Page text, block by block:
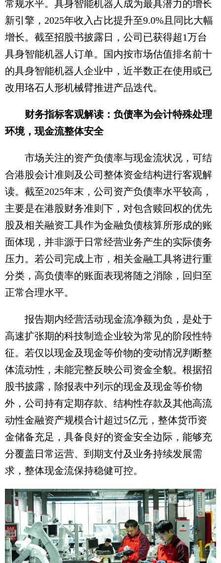
常规水平。具身智能机器人成为最具潜力的增长
新引擎，2025年收入占比提升至9.0%且同比大幅
增长。截至招股书披露日，公司已获得超1万台
具身智能机器人订单。国内按市场估值排名前十
的具身智能机器人企业中，近半数正在使用或已
改用珞石人形机械臂推进产品迭代。
财务指标客观解读：负债率为会计特殊处理
环境，现金流整体安全
市场关注的资产负债率与现金流状况，可结
合港股会计准则及公司整体资金结构进行客观解
读。截至2025年末，公司资产负债率水平较高，
主要是在港股财务准则下，对包含赎回权的优先
股及相关融资工具作为金融负债核算所形成的账
面体现，并非源于日常经营业务产生的实际债务
压力。若公司完成上市，相关金融工具将进行重
分类，高负债率的账面表现将随之消除，回归至
正常合理水平。
报告期内经营活动现金流净额为负，是处于
高速扩张期的科技制造企业较为常见的阶段性特
征。若仅以现金及现金等价物的变动情况判断整
体流动性，未能完整反映公司资金全貌。根据招
股书披露，除报表中列示的现金及现金等价物
外，公司持有定期存款、结构性存款及其他高流
动性金融资产规模合计超过5亿元，整体货币资
金储备充足，具备良好的资金安全边际，能够充
分覆盖日常运营、到期支付及业务持续发展需
求，整体现金流保持稳健可控。